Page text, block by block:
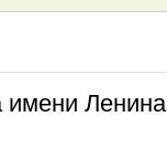
имени Ленина